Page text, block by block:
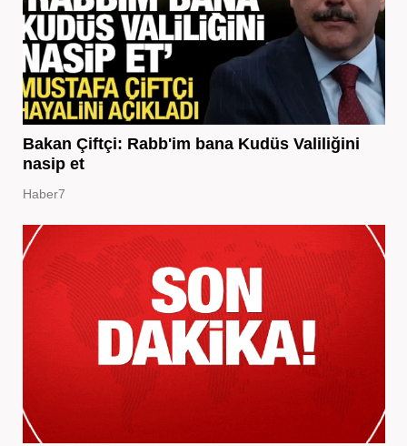
Bakan Çiftçi: Rabb'im bana Kudüs Valiliğini
nasip et
Haber7